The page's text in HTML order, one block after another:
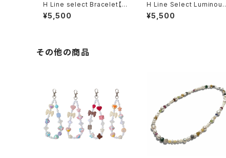
H Line select Bracelet【G
old Star】
¥5,500
H Line Select Luminous
Floral Chain Bracelet
¥5,500
その他の商品